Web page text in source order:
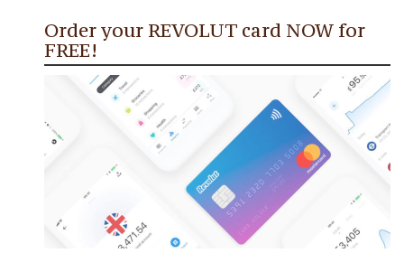
Order your REVOLUT card NOW for
FREE!